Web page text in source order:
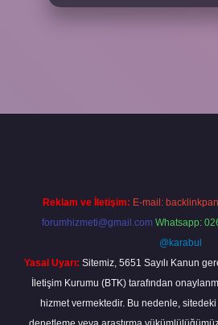
Reklam ve İletişim: E-mail:
forumhizmeti@gmail.com Whatsapp:
@karabul
Yasal Uyarı: Sitemiz, 5651 Sayılı Kanun
İletişim Kurumu (BTK) tarafından
hizmet vermektedir. Bu nedenle,